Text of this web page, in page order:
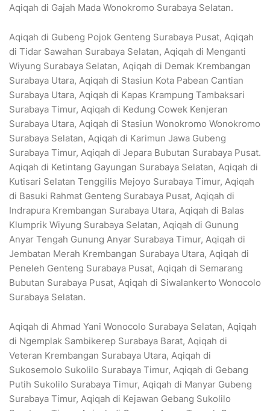
Aqiqah di Gajah Mada Wonokromo Surabaya Selatan.
Aqiqah di Gubeng Pojok Genteng Surabaya Pusat, Aqiqah
di Tidar Sawahan Surabaya Selatan, Aqiqah di Menganti
Wiyung Surabaya Selatan, Aqiqah di Demak Krembangan
Surabaya Utara, Aqiqah di Stasiun Kota Pabean Cantian
Surabaya Utara, Aqiqah di Kapas Krampung Tambaksari
Surabaya Timur, Aqiqah di Kedung Cowek Kenjeran
Surabaya Utara, Aqiqah di Stasiun Wonokromo Wonokromo
Surabaya Selatan, Aqiqah di Karimun Jawa Gubeng
Surabaya Timur, Aqiqah di Jepara Bubutan Surabaya Pusat.
Aqiqah di Ketintang Gayungan Surabaya Selatan, Aqiqah di
Kutisari Selatan Tenggilis Mejoyo Surabaya Timur, Aqiqah
di Basuki Rahmat Genteng Surabaya Pusat, Aqiqah di
Indrapura Krembangan Surabaya Utara, Aqiqah di Balas
Klumprik Wiyung Surabaya Selatan, Aqiqah di Gunung
Anyar Tengah Gunung Anyar Surabaya Timur, Aqiqah di
Jembatan Merah Krembangan Surabaya Utara, Aqiqah di
Peneleh Genteng Surabaya Pusat, Aqiqah di Semarang
Bubutan Surabaya Pusat, Aqiqah di Siwalankerto Wonocolo
Surabaya Selatan.
Aqiqah di Ahmad Yani Wonocolo Surabaya Selatan, Aqiqah
di Ngemplak Sambikerep Surabaya Barat, Aqiqah di
Veteran Krembangan Surabaya Utara, Aqiqah di
Sukosemolo Sukolilo Surabaya Timur, Aqiqah di Gebang
Putih Sukolilo Surabaya Timur, Aqiqah di Manyar Gubeng
Surabaya Timur, Aqiqah di Kejawan Gebang Sukolilo